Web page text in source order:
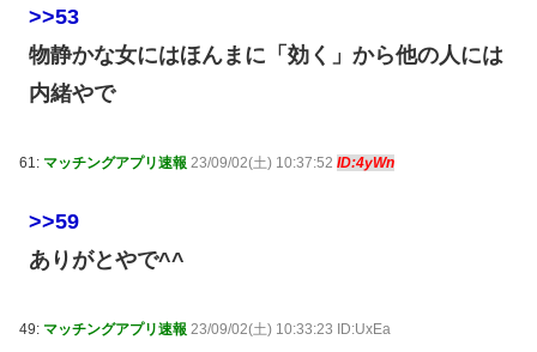
>>53
物静かな女にはほんまに「効く」から他の人には
内緒やで
61: マッチングアプリ速報 23/09/02(土) 10:37:52 ID:4yWn
>>59
ありがとやで^^
49: マッチングアプリ速報 23/09/02(土) 10:33:23 ID:UxEa